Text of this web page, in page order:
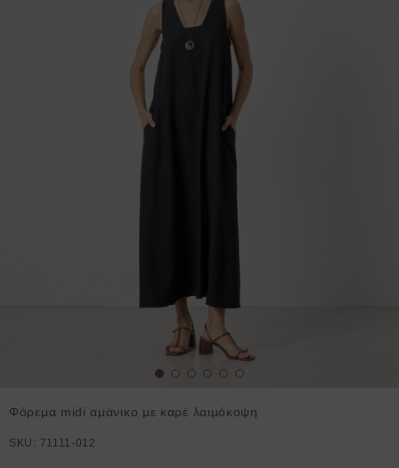
Φόρεμα midi αμάνικο με καρέ λαιμόκοψη
SKU: 71111-012